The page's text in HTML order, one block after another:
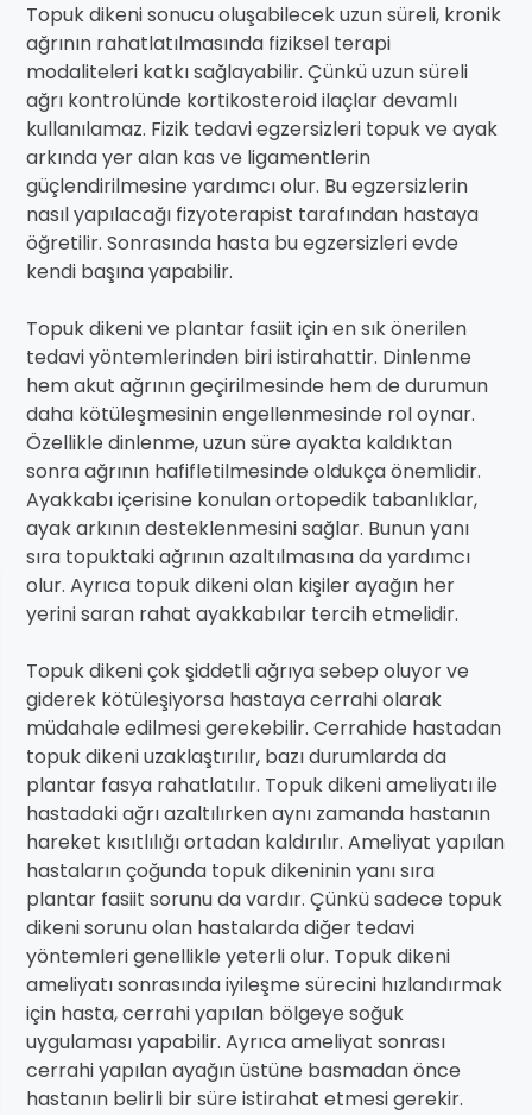
Topuk dikeni sonucu oluşabilecek uzun süreli, kronik
ağrının rahatlatılmasında fiziksel terapi
modaliteleri katkı sağlayabilir. Çünkü uzun süreli
ağrı kontrolünde kortikosteroid ilaçlar devamlı
kullanılamaz. Fizik tedavi egzersizleri topuk ve ayak
arkında yer alan kas ve ligamentlerin
güçlendirilmesine yardımcı olur. Bu egzersizlerin
nasıl yapılacağı fizyoterapist tarafından hastaya
öğretilir. Sonrasında hasta bu egzersizleri evde
kendi başına yapabilir.
Topuk dikeni ve plantar fasiit için en sık önerilen
tedavi yöntemlerinden biri istirahattir. Dinlenme
hem akut ağrının geçirilmesinde hem de durumun
daha kötüleşmesinin engellenmesinde rol oynar.
Özellikle dinlenme, uzun süre ayakta kaldıktan
sonra ağrının hafifletilmesinde oldukça önemlidir.
Ayakkabı içerisine konulan ortopedik tabanlıklar,
ayak arkının desteklenmesini sağlar. Bunun yanı
sıra topuktaki ağrının azaltılmasına da yardımcı
olur. Ayrıca topuk dikeni olan kişiler ayağın her
yerini saran rahat ayakkabılar tercih etmelidir.
Topuk dikeni çok şiddetli ağrıya sebep oluyor ve
giderek kötüleşiyorsa hastaya cerrahi olarak
müdahale edilmesi gerekebilir. Cerrahide hastadan
topuk dikeni uzaklaştırılır, bazı durumlarda da
plantar fasya rahatlatılır. Topuk dikeni ameliyatı ile
hastadaki ağrı azaltılırken aynı zamanda hastanın
hareket kısıtlılığı ortadan kaldırılır. Ameliyat yapılan
hastaların çoğunda topuk dikeninin yanı sıra
plantar fasiit sorunu da vardır. Çünkü sadece topuk
dikeni sorunu olan hastalarda diğer tedavi
yöntemleri genellikle yeterli olur. Topuk dikeni
ameliyatı sonrasında iyileşme sürecini hızlandırmak
için hasta, cerrahi yapılan bölgeye soğuk
uygulaması yapabilir. Ayrıca ameliyat sonrası
cerrahi yapılan ayağın üstüne basmadan önce
hastanın belirli bir süre istirahat etmesi gerekir.